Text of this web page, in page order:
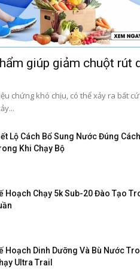
giúp giảm chuột rút
chứng khó chịu, có thể xảy ra bất
Lộ Cách Bổ Sung Nước Đúng Cách
Khi Chạy Bộ
Hoạch Chạy 5k Sub-20 Đào Tạo
Hoạch Dinh Dưỡng Và Bù Nước
Ultra Trail